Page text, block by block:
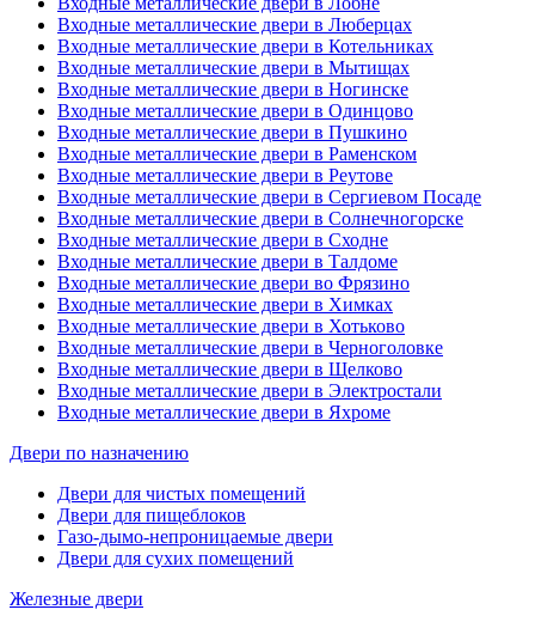
Входные металлические двери в Люберцах
Входные металлические двери в Котельниках
Входные металлические двери в Мытищах
Входные металлические двери в Ногинске
Входные металлические двери в Одинцово
Входные металлические двери в Пушкино
Входные металлические двери в Раменском
Входные металлические двери в Реутове
Входные металлические двери в Сергиевом Посаде
Входные металлические двери в Солнечногорске
Входные металлические двери в Сходне
Входные металлические двери в Талдоме
Входные металлические двери во Фрязино
Входные металлические двери в Химках
Входные металлические двери в Хотьково
Входные металлические двери в Черноголовке
Входные металлические двери в Щелково
Входные металлические двери в Электростали
Входные металлические двери в Яхроме
Двери по назначению
Двери для чистых помещений
Двери для пищеблоков
Газо-дымо-непроницаемые двери
Двери для сухих помещений
Железные двери